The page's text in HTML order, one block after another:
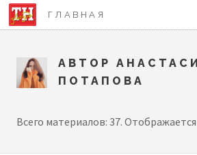
ГЛАВНАЯ
АВТОР
ПОТАПОВА
Всего материалов: 37. Отображается